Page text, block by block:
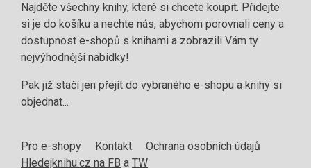
Najděte všechny knihy, které si chcete koupit. Přidejte
si je do košíku a nechte nás, abychom porovnali ceny a
dostupnost e-shopů s knihami a zobrazili Vám ty
nejvýhodnější nabídky!
Pak již stačí jen přejít do vybraného e-shopu a knihy si
objednat...
Pro e-shopy Kontakt
Ochrana osobních údajů
Hledejknihu.cz na FB a TW